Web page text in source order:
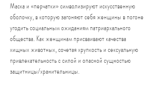
Маска и «перчатки» символизируют искусственную
оболочку, в которую загоняют себя женщины в погоне
угодить социальным ожиданиям патриархального
общества. Как женщинам присваивают качества
хищных животных, сочетая хрупкость и сексуальную
привлекательность с силой и опасной сущностью
защитницы/хранительницы.